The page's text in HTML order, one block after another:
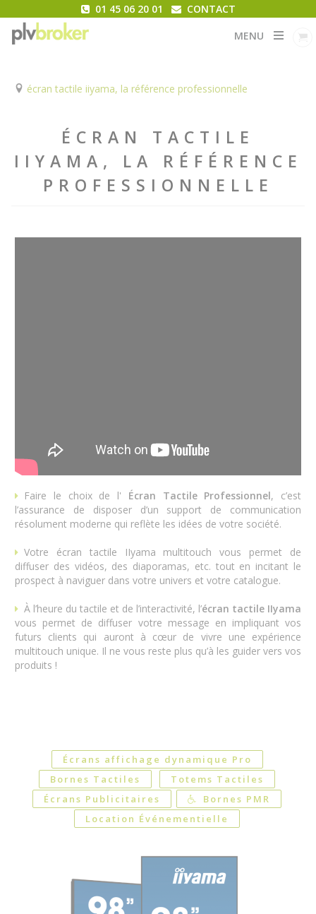
MENU
écran tactile iiyama, la référence professionnelle
01 45 06 20 01 CONTACT
ÉCRAN TACTILE
IIYAMA, LA RÉFÉRENCE
PROFESSIONNELLE
Faire le choix de l' Écran Tactile Professionnel, c’est
l’assurance de disposer d’un support de communication
résolument moderne qui reflète les idées de votre société.
Votre écran tactile IIyama multitouch vous permet de
diffuser des vidéos, des diaporamas, etc. tout en incitant le
prospect à naviguer dans votre univers et votre catalogue.
À l’heure du tactile et de l’interactivité, l’écran tactile IIyama
vous permet de diffuser votre message en impliquant vos
futurs clients qui auront à cœur de vivre une expérience
multitouch unique. Il ne vous reste plus qu’à les guider vers vos
produits !
Écrans affichage dynamique Pro
Bornes Tactiles
Totems Tactiles
Écrans Publicitaires
Bornes PMR
Location Événementielle